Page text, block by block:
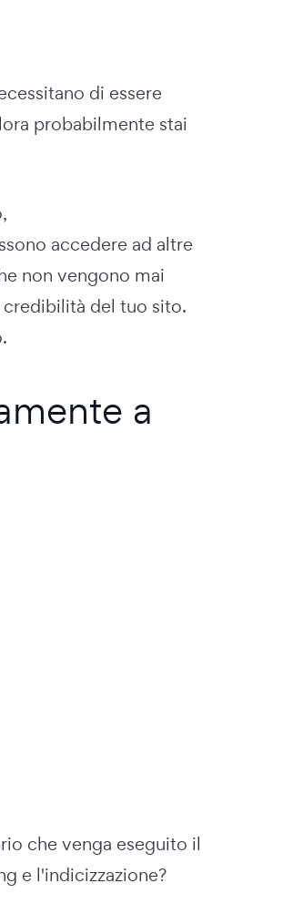
di essere
probabilmente stai
accedere ad altre
non vengono mai
del tuo sito.
a
che venga eseguito il
e l'indicizzazione?